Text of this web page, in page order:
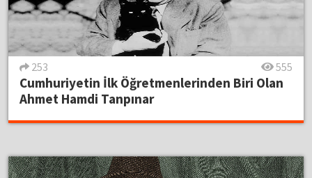
253 555
Cumhuriyetin İlk Öğretmenlerinden Biri Olan
Ahmet Hamdi Tanpınar